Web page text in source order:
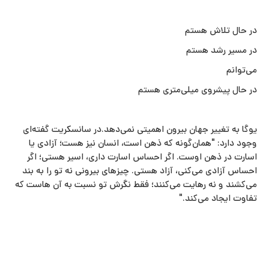
در حال تلاش هستم
در مسیر رشد هستم
می‌توانم
در حال پیشروی میلی‌متری هستم
یوگا به تغییر جهان بیرون اهمیتی نمی‌دهد.در سانسکریت گفته‌ای
وجود دارد: "همان‌گونه که ذهن است، انسان نیز هست؛ آزادی یا
اسارت در ذهن اوست. اگر احساس اسارت داری، اسیر هستی؛ اگر
احساس آزادی می‌کنی، آزاد هستی. چیزهای بیرونی نه تو را به بند
می‌کشند و نه رهایت می‌کنند؛ فقط نگرش تو نسبت به آن‌ هاست که
تفاوت ایجاد می‌کند."